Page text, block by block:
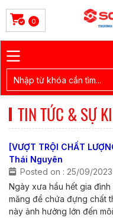
0
TIN TỨC & SỰ
[VƯỢT TRỘI CHẤT
Thái Nguyên
Posted on : 25/09/2023
Ngày xưa hầu hết gia
măng để chứa đựng chất
này ảnh hưởng lớn đến